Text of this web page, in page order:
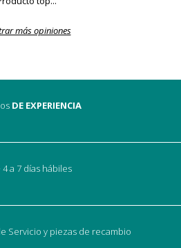
más opiniones
DE EXPERIENCIA
4 a 7 días hábiles
Servicioy piezas de recambio